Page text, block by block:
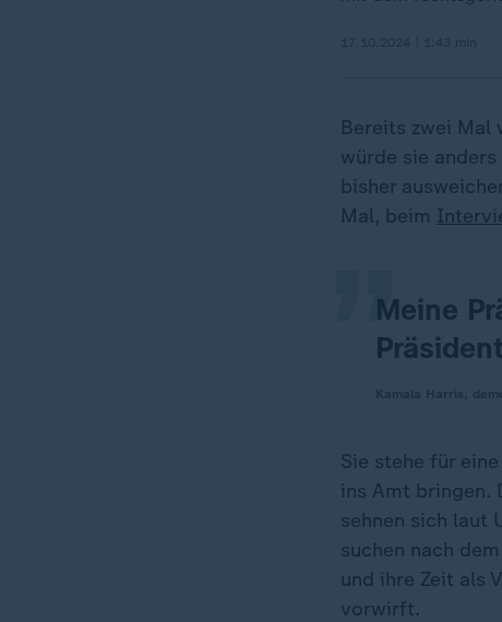
Bereits zwei Mal
würde sie
bisher
Mal, beim
Meine
„
Sie stehe für
ins Amt bringen.
sehnen sich laut
suchen nach
und ihre Zeit als
vorwirft.